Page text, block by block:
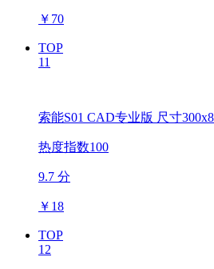
￥ 70
TOP
11
索能S01 CAD专业版 尺寸
热度指数100
9.7 分
￥ 18
TOP
12